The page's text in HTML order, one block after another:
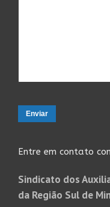
Entre em contato
Sindicato dos
da Região Sul de